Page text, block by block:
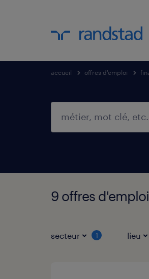
accueil offres d'emploi
9 offres
secteur 1 lieu